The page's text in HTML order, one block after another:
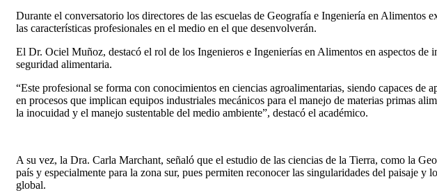
Durante el conversatorio los directores de las escuelas de Geografía e Ingeniería en Alimentos
las características profesionales en el medio en el que desenvolverán.
El Dr. Ociel Muñoz, destacó el rol de los Ingenieros e Ingenierías en Alimentos en aspectos
seguridad alimentaria.
“Este profesional se forma con conocimientos en ciencias agroalimentarias, siendo capaces de
en procesos que implican equipos industriales mecánicos para el manejo de materias primas
la inocuidad y el manejo sustentable del medio ambiente”, destacó el académico.
A su vez, la Dra. Carla Marchant, señaló que el estudio de las ciencias de la Tierra, como la
país y especialmente para la zona sur, pues permiten reconocer las singularidades del paisaje y
global.